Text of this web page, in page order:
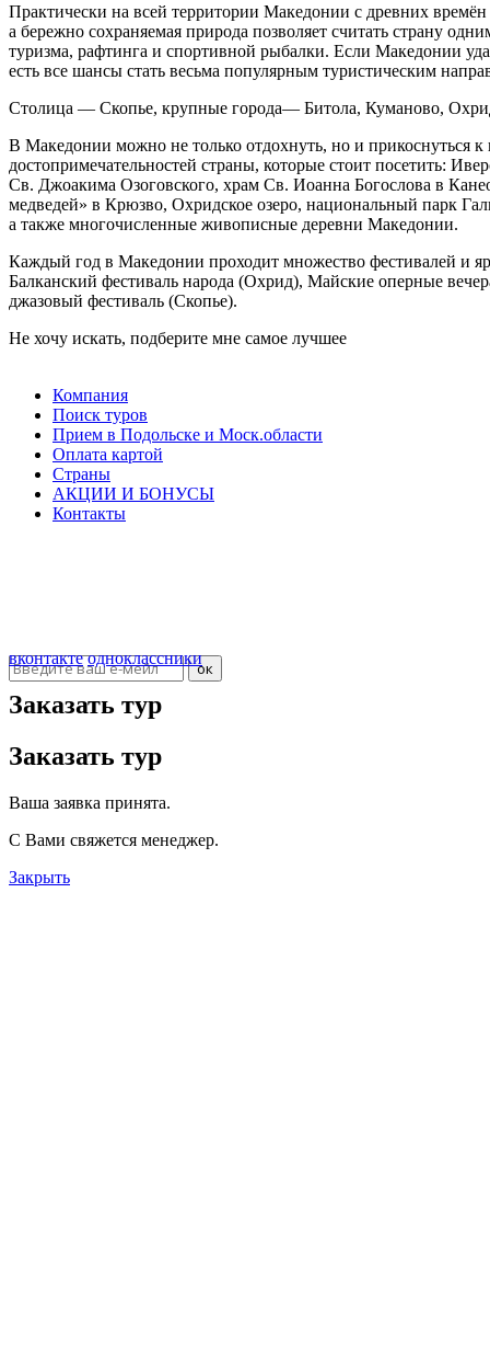
Практически на всей территории Македонии с древних
а бережно сохраняемая природа позволяет считать страну
туризма, рафтинга и спортивной рыбалки. Если Македонии
есть все шансы стать весьма популярным туристическим
Столица — Скопье, крупные города— Битола, Куманово,
В Македонии можно не только отдохнуть, но и прикоснуться
достопримечательностей страны, которые стоит посетить:
Св. Джоакима Озоговского, храм Св. Иоанна Богослова в
медведей» в Крюзво, Охридское озеро, национальный парк
а также многочисленные живописные деревни Македонии.
Каждый год в Македонии проходит множество фестивалей и
Балканский фестиваль народа (Охрид), Майские оперные
джазовый фестиваль (Скопье).
Не хочу искать, подберите мне самое лучшее
Компания
Поиск туров
Прием в Подольске и Моск.области
Оплата картой
Страны
АКЦИИ И БОНУСЫ
Контакты
вконтакте одноклассники
Заказать тур
Заказать тур
Ваша заявка принята.
С Вами свяжется менеджер.
Закрыть